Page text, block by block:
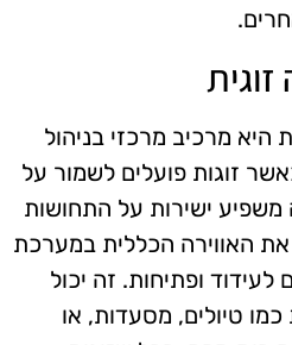
היא מרכיב מרכזי בניהול
זוגות פועלים לשמור על
משפיע ישירות על התחושות
את האווירה הכללית במערכת
ופתיחות. זה יכול
כמו טיולים, מסעדות, או